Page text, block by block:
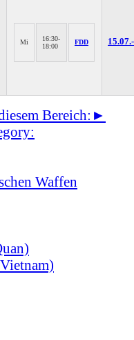
Mi
16:30-
18:00
FDD 15.07.-
Bereich: ►
Waffen